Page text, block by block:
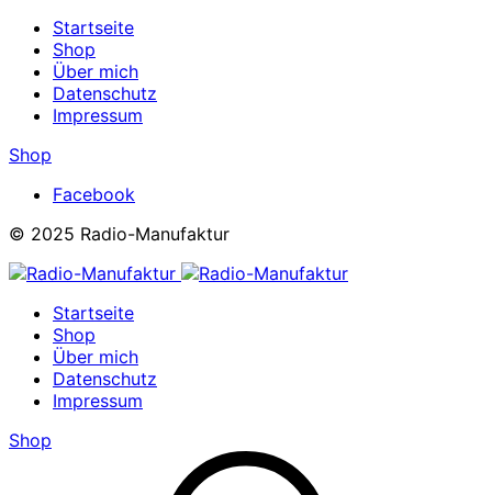
Startseite
Shop
Über mich
Datenschutz
Impressum
Shop
Facebook
© 2025 Radio-Manufaktur
Startseite
Shop
Über mich
Datenschutz
Impressum
Shop